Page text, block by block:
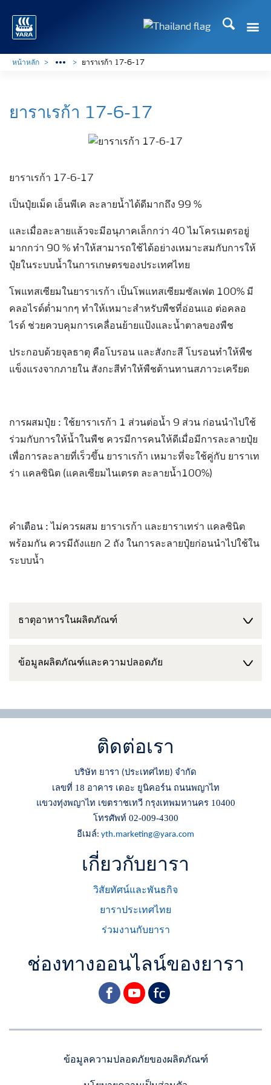
ค้นหา
หน้าหลัก ยาราเรก้า 17-6-17
ยาราเรก้า 17-6-17
ยาราเรก้า 17-6-17
เป็นปุ๋ยเม็ด เอ็นพีเค ละลายน้ำได้ดีมากถึง 99 %
และเมื่อละลายแล้วจะมีอนุภาคเล็กกว่า 40 ไมโครเมตรอยู่
มากกว่า 90 % ทำให้สามารถใช้ได้อย่างเหมาะสมกับการให้
ปุ๋ยในระบบน้ำในการเกษตรของประเทศไทย
โพแทสเซียมในยาราเรก้า เป็นโพแทสเซียมซัลเฟต 100% มี
คลอไรด์ต่ำมากๆ ทำให้เหมาะสำหรับพืชที่อ่อนแอ ต่อคลอ
ไรด์ ช่วยควบคุมการเคลื่อนย้ายแป้งและน้ำตาลของพืช
ประกอบด้วยจุลธาตุ คือโบรอน และสังกะสี โบรอนทำให้พืช
แข็งแรงจากภายใน สังกะสีทำให้พืชต้านทานสภาวะเครียด
การผสมปุ๋ย : ใช้ยาราเรก้า 1 ส่วนต่อน้ำ 9 ส่วน ก่อนนำไปใช้
ร่วมกับการให้น้ำในพืช ควรมีการคนให้ดีเมื่อมีการละลายปุ๋ย
เพื่อการละลายที่เร็วขึ้น ยาราเรก้า เหมาะที่จะใช้คู่กับ ยาราเท
ร่า แคลซินิต (แคลเซียมไนเตรต ละลายน้ำ100%)
คำเตือน : ไม่ควรผสม ยาราเรก้า และยาราเทร่า แคลซินิต
พร้อมกัน ควรมีถังแยก 2 ถัง ในการละลายปุ๋ยก่อนนำไปใช้ใน
ระบบน้ำ
ธาตุอาหารในผลิตภัณฑ์
ข้อมูลผลิตภัณฑ์และความปลอดภัย
ติดต่อเรา
บริษัท ยารา (ประเทศไทย) จำกัด
เลขที่ 18 อาคาร เดอะ ยูนิคอร์น ถนนพญาไท
แขวงทุ่งพญาไท เขตราชเทวี กรุงเทพมหานคร 10400
โทรศัพท์ 02-009-4300
อีเมล์: yth.marketing@yara.com
เกี่ยวกับยารา
วิสัยทัศน์และพันธกิจ
ยาราประเทศไทย
ร่วมงานกับยารา
ช่องทางออนไลน์ของยารา
facebookyoutube
yara
ข้อมูลความปลอดภัยของผลิตภัณฑ์